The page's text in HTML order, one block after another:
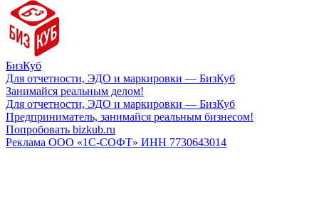
БизКуб
Для отчетности, ЭДО и маркировки — БизКуб
Занимайся реальным делом!
Для отчетности, ЭДО и маркировки — БизКуб
Предприниматель, занимайся реальным бизнесом!
Попробовать bizkub.ru
Реклама ООО «1С-СОФТ» ИНН 7730643014